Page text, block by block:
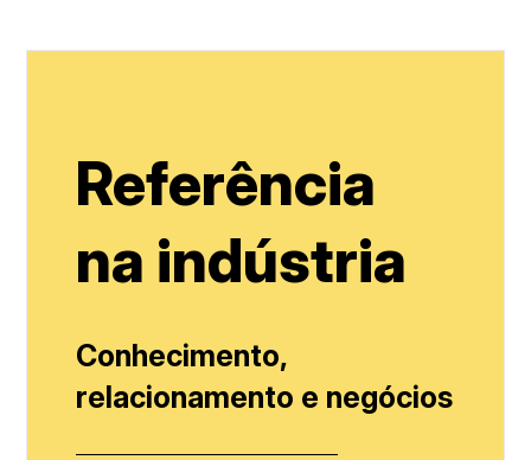
Referência
na indústria
Conhecimento,
relacionamento e negócios